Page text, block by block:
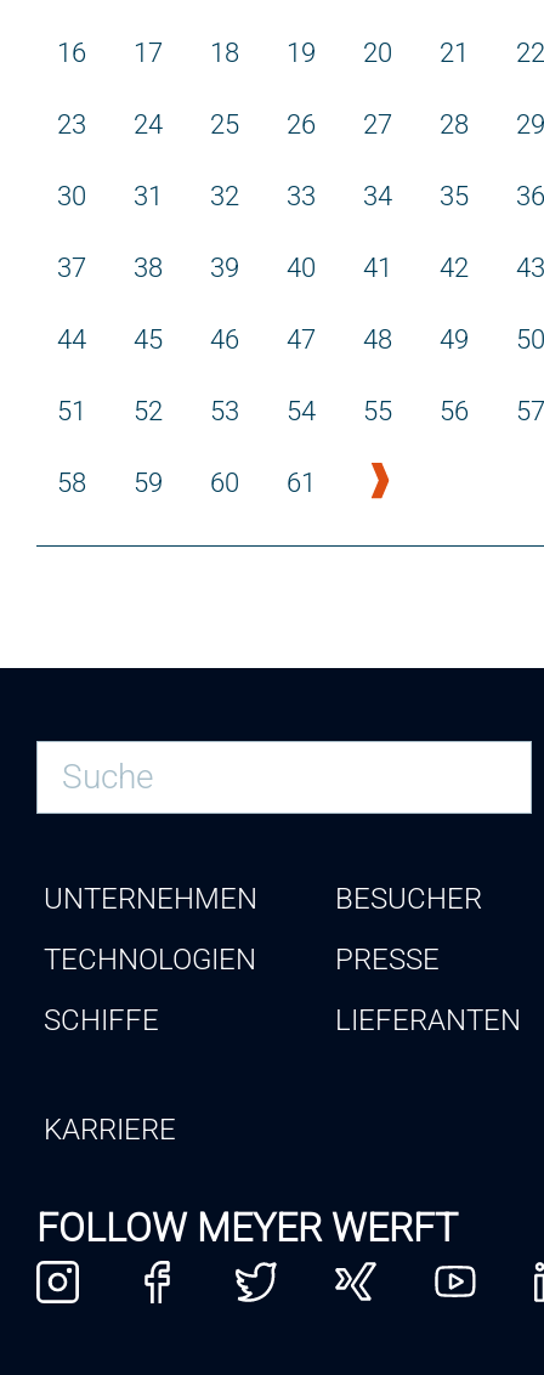
16 17 18 19 20 21 22
23 24 25 26 27 28 29
30 31 32 33 34 35 36
37 38 39 40 41 42 43
44 45 46 47 48 49 50
51 52 53 54 55 56 57
58 59 60 61
UNTERNEHMEN
TECHNOLOGIEN
SCHIFFE
BESUCHER
PRESSE
LIEFERANTEN
KARRIERE
FOLLOW MEYER WERFT